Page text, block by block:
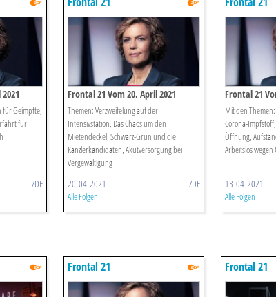
für Geimpfte;
für
ZDF
Frontal 21 Vom 20. April 2021
Themen: Verzweifelung auf der
Intensivstation, Das Chaos um den
Mietendeckel, Schwarz-Grün und die
Kanzlerkandidaten, Akutversorgung bei
Vergewaltigung
20-04-2021 ZDF
Alle Folgen
Frontal 21
Mit den
Corona-
Öffnung,
Arbeitslos wegen
13-04-2021
Alle Folgen
Frontal 21 Frontal 21